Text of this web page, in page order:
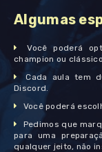
Algumas
Você poderá
champion ou
Cada aula tem
Discord.
Você poderá
Pedimos que
para uma
qualquer jeito, não